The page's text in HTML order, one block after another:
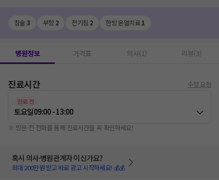
침술3 부항2 전기침 2 한방 온열치료1
병원정보 가격표 의사(1) 리뷰(3)
진료시간 수정 요청
진료 전
토요일09:00 - 13:00
※ 방문 전 전화를 통해 진료시간을 꼭 확인하세요!
혹시 의사·병원관계자 이신가요?
최대 200만원 받고 바로 광고 시작하세요! 💰💰